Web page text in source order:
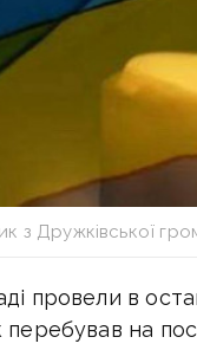
з Дружківської
провели в
перебував на